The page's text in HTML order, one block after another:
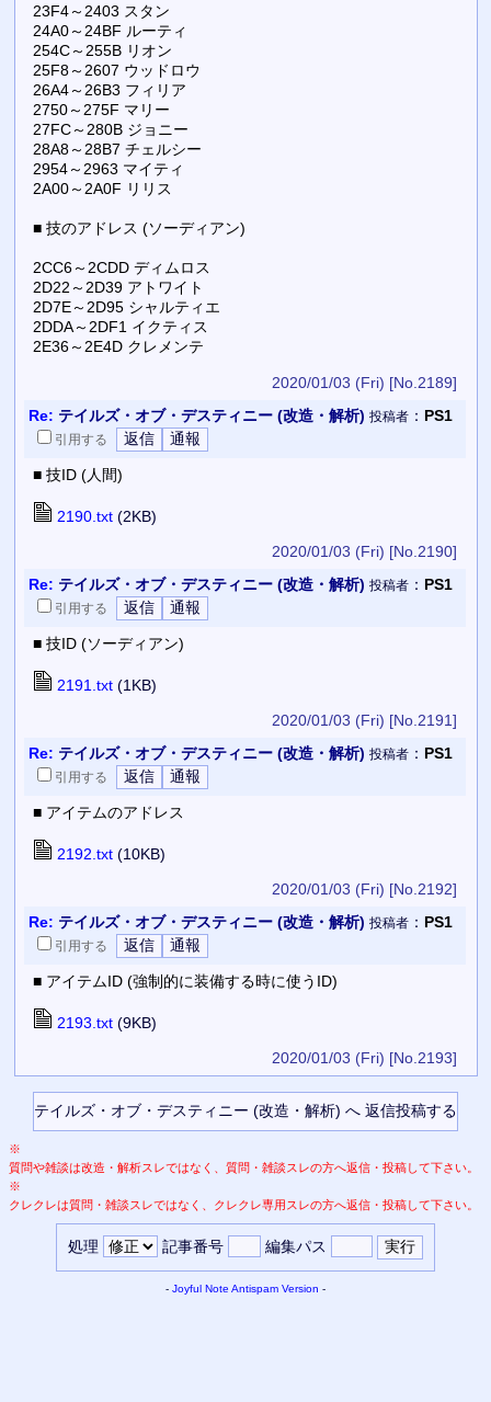
23F4～2403 スタン
24A0～24BF ルーティ
254C～255B リオン
25F8～2607 ウッドロウ
26A4～26B3 フィリア
2750～275F マリー
27FC～280B ジョニー
28A8～28B7 チェルシー
2954～2963 マイティ
2A00～2A0F リリス
■ 技のアドレス (ソーディアン)
2CC6～2CDD ディムロス
2D22～2D39 アトワイト
2D7E～2D95 シャルティエ
2DDA～2DF1 イクティス
2E36～2E4D クレメンテ
2020/01/03 (Fri) [No.2189]
Re: テイルズ・オブ・デスティニー (改造・解析) 投稿者： PS1
引用する
■ 技ID (人間)
2190.txt(2KB)
2020/01/03 (Fri) [No.2190]
Re: テイルズ・オブ・デスティニー (改造・解析) 投稿者： PS1
引用する
■ 技ID (ソーディアン)
2191.txt(1KB)
2020/01/03 (Fri) [No.2191]
Re: テイルズ・オブ・デスティニー (改造・解析) 投稿者： PS1
引用する
■ アイテムのアドレス
2192.txt(10KB)
2020/01/03 (Fri) [No.2192]
Re: テイルズ・オブ・デスティニー (改造・解析) 投稿者： PS1
引用する
■ アイテムID (強制的に装備する時に使うID)
2193.txt(9KB)
2020/01/03 (Fri) [No.2193]
※
質問や雑談は改造・解析スレではなく、質問・雑談スレの方へ返信・投稿して下さい。
※
クレクレは質問・雑談スレではなく、クレクレ専用スレの方へ返信・投稿して下さい。
処理 記事番号 編集パス
- Joyful Note Antispam Version -